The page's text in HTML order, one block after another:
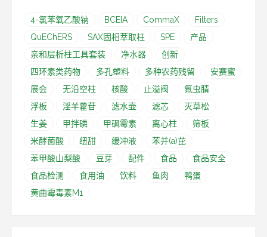
4-氯苯氧乙酸钠 BCEIA CommaX
Filters
QuEChERS
SAX固相萃取柱 SPE
产品
亲和层析柱工具套装
净水器
创新
四环素类药物
多孔塑料 多种农药残留
安赛蜜
展会
无沿空柱 核酸 止溢阀
氟虫腈
浮板
淫羊藿苷 滤水壶 滤芯
灭草松
生姜
甲拌磷 甲砜霉素 离心柱
筛板
米酵菌酸
纽甜 缓冲液
苯并(a)芘
苯甲酸山梨酸
豆芽 配件 食品
食品安全
食品检测
食用油 饮料 鱼肉
鸭蛋
黄曲霉毒素M1